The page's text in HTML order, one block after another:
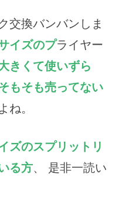
交換バンバンしま
イズのプライヤー
きくて使いずら
もそも売ってない
ね。
ズのスプリットリ
る方、 是非一読い